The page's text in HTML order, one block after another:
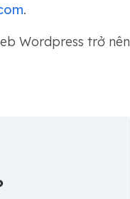
.
Wordpress trở nên